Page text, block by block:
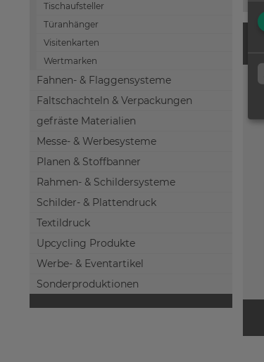
Tischaufsteller
Türanhänger
Visitenkarten
Wertmarken
Fahnen- & Flaggensysteme
Faltschachteln & Verpackungen
gefräste Materialien
Messe- & Werbesysteme
Planen & Stoffbanner
Rahmen- & Schildersysteme
Schilder- & Plattendruck
Textildruck
Upcycling Produkte
Werbe- & Eventartikel
Sonderproduktionen